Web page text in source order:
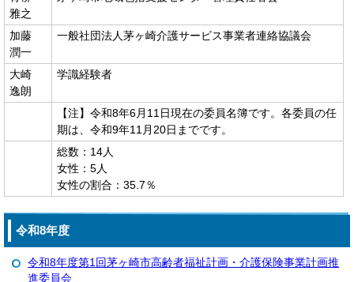
雅之
加藤
潤一
一般社団法人茅ヶ崎介護サービス事業者連絡協議会
大崎
逸朗
学識経験者
【注】令和8年6月11日現在の委員名簿です。各委員の任
期は、令和9年11月20日までです。
総数：14人
女性：5人
女性の割合：35.7％
令和8年度
令和8年度第1回茅ヶ崎市高齢者福祉計画・介護保険事業計画推
進委員会